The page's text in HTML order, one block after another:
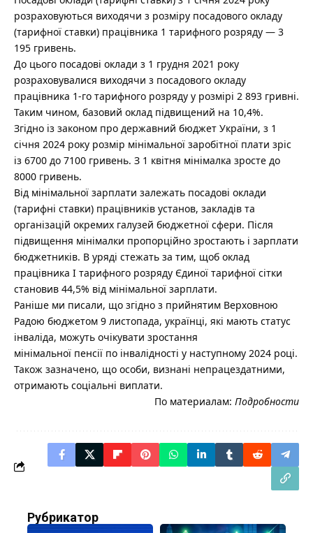
розраховуються виходячи з розміру посадового окладу
(тарифної ставки) працівника 1 тарифного розряду — 3
195 гривень.
До цього посадові оклади з 1 грудня 2021 року
розраховувалися виходячи з посадового окладу
працівника 1-го тарифного розряду у розмірі 2 893 гривні.
Таким чином, базовий оклад підвищений на 10,4%.
Згідно із законом про державний бюджет України, з 1
січня 2024 року розмір мінімальної заробітної плати зріс
із 6700 до 7100 гривень. З 1 квітня мінімалка зросте до
8000 гривень.
Від мінімальної зарплати залежать посадові оклади
(тарифні ставки) працівників установ, закладів та
організацій окремих галузей бюджетної сфери. Після
підвищення мінімалки пропорційно зростають і зарплати
бюджетників. В уряді стежать за тим, щоб оклад
працівника І тарифного розряду Єдиної тарифної сітки
становив 44,5% від мінімальної зарплати.
Раніше ми писали, що згідно з прийнятим Верховною
Радою бюджетом 9 листопада, українці, які мають статус
інваліда, можуть очікувати зростання
мінімальної пенсії по інвалідності у наступному 2024 році.
Також зазначено, що особи, визнані непрацездатними,
отримають соціальні виплати.
По материалам: Подробности
Рубрикатор